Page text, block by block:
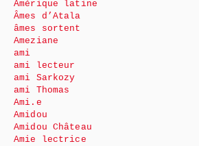
Amérique latine
Âmes d’Atala
âmes sortent
Ameziane
ami
ami lecteur
ami Sarkozy
ami Thomas
Ami.e
Amidou
Amidou Château
Amie lectrice